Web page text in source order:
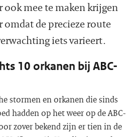
ook mee te maken krijgen
omdat de precieze route
iets varieert.
10 orkanen bij ABC-
stormen en orkanen die sinds
hadden op het weer op de ABC-
zover bekend zijn er tien in de